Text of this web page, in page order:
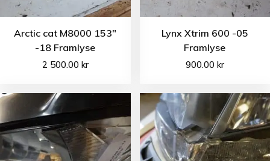
Arctic cat M8000 153″
-18 Framlyse
2 500.00 kr
Lynx Xtrim 600 -05
Framlyse
900.00 kr